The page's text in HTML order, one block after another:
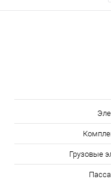
Грузовые